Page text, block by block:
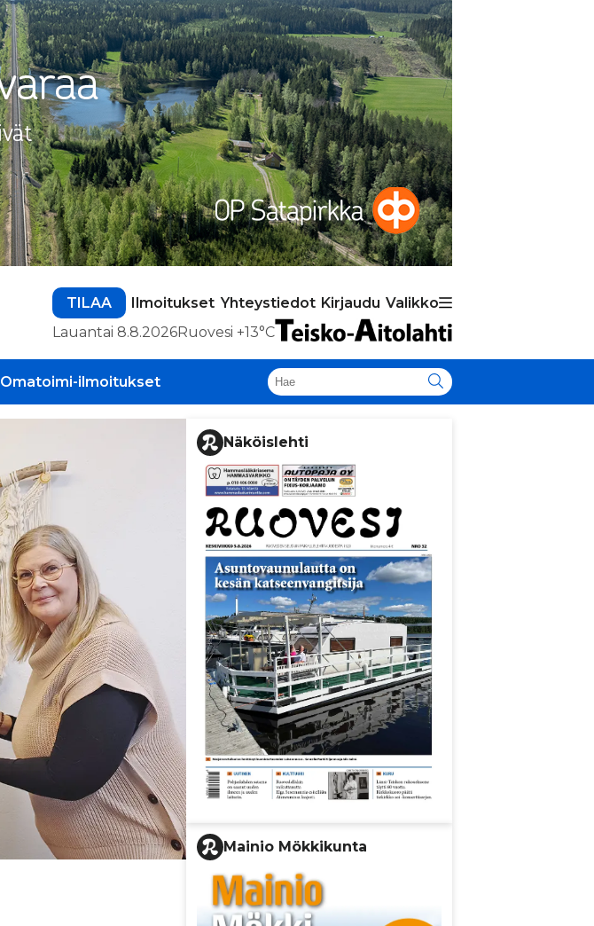
TILAA Ilmoitukset Yhteystiedot Kirjaudu Valikko
Lauantai 8.8.2026Ruovesi +13°C
Omatoimi-ilmoitukset
Näköislehti
Mainio Mökkikunta